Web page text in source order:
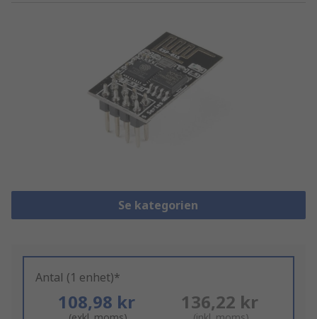
Se kategorien
Antal (1 enhet)*
108,98 kr 136,22 kr